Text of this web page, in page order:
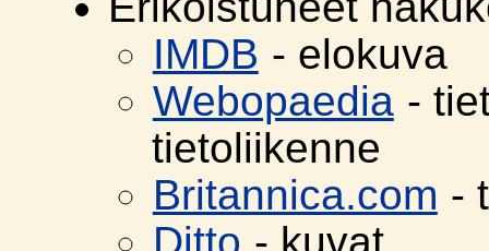
IMDB - elokuva
Webopaedia -
tietoliikenne
Britannica.com -
Ditto - kuvat